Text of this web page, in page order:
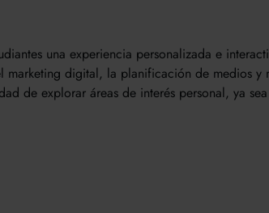
una experiencia personalizada e
digital, la planificación de medios
de explorar áreas de interés personal, ya